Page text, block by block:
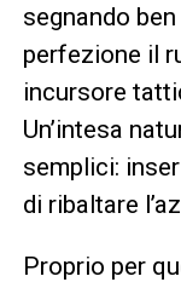
segnando
perfezione il
incursore
Un’intesa
semplici:
di ribaltare
Proprio per